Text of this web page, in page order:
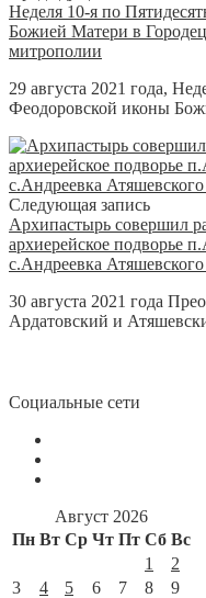
Неделя 10-я по
Божией Матери в
митрополии
29 августа 2021 года,
Феодоровской иконы
Следующая запись
Архипастырь совершил
архиерейское подворье
с.Андреевка
30 августа 2021 года
Ардатовский и
Социальные сети
Август 2026
Пн Вт Ср Чт Пт Сб Вс
1
2
3
4 5 6 7 8
9